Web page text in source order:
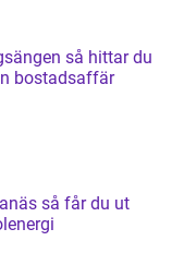
så hittar du
bostadsaffär
du ut